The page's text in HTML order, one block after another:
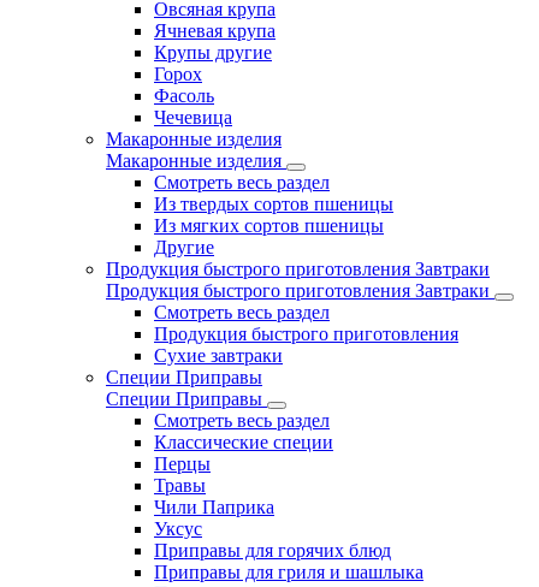
Овсяная крупа
Ячневая крупа
Крупы другие
Горох
Фасоль
Чечевица
Макаронные изделия
Макаронные изделия
Смотреть весь раздел
Из твердых сортов пшеницы
Из мягких сортов пшеницы
Другие
Продукция быстрого приготовления Завтраки
Продукция быстрого приготовления Завтраки
Смотреть весь раздел
Продукция быстрого приготовления
Сухие завтраки
Специи Приправы
Специи Приправы
Смотреть весь раздел
Классические специи
Перцы
Травы
Чили Паприка
Уксус
Приправы для горячих блюд
Приправы для гриля и шашлыка